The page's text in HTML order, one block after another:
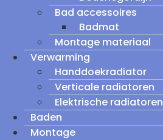
Bad accessoires
Badmat
Montage materiaal
Verwarming
Handdoekradiator
Verticale radiatoren
Elektrische radiatoren
Baden
Montage